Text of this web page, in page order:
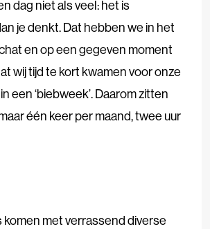
dag niet als veel: het is
je denkt. Dat hebben we in het
en op een gegeven moment
wij tijd te kort kwamen voor onze
een ‘biebweek’. Daarom zitten
één keer per maand, twee uur
komen met verrassend diverse